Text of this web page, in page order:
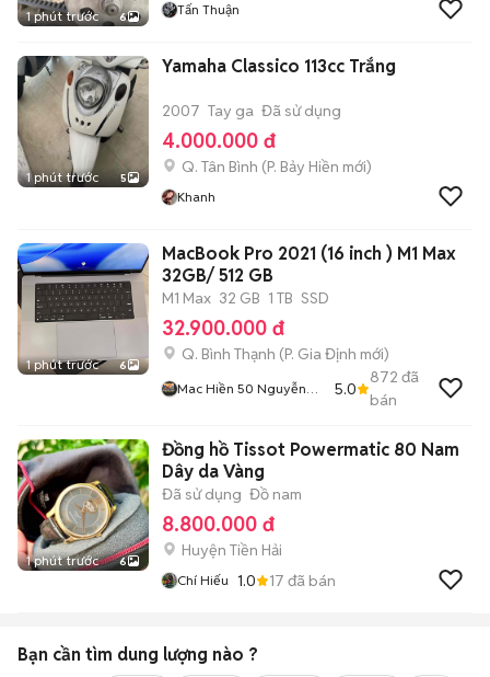
1 phút trước 6 Tấn Thuận
1 phút trước 5
Yamaha Classico 113cc Trắng
2007 Tay ga Đã sử dụng
4.000.000 đ
Q. Tân Bình (P. Bảy Hiền mới)
Khanh
1 phút trước 6
MacBook Pro 2021 (16 inch ) M1 Max
32GB/ 512 GB
M1 Max 32 GB 1 TB SSD
32.900.000 đ
Q. Bình Thạnh (P. Gia Định mới)
Mac Hiền 50 Nguyễn
5.0
872 đã
bán
1 phút trước 6
Đồng hồ Tissot Powermatic 80 Nam
Dây da Vàng
Đã sử dụng Đồ nam
8.800.000 đ
Huyện Tiền Hải
Chí Hiếu 1.0 17 đã bán
Bạn cần tìm dung lượng nào ?